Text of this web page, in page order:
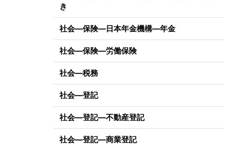
き
社会―保険―日本年金機構―年金
社会―保険―労働保険
社会―税務
社会―登記
社会―登記―不動産登記
社会―登記―商業登記